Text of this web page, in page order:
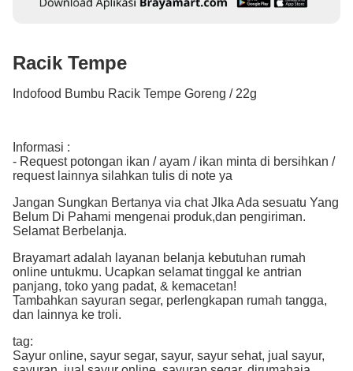
Racik Tempe
Indofood Bumbu Racik Tempe Goreng / 22g
Informasi :
- Request potongan ikan / ayam / ikan minta di bersihkan /
request lainnya silahkan tulis di note ya
Jangan Sungkan Bertanya via chat JIka Ada sesuatu Yang
Belum Di Pahami mengenai produk,dan pengiriman.
Selamat Berbelanja.
Brayamart adalah layanan belanja kebutuhan rumah
online untukmu. Ucapkan selamat tinggal ke antrian
panjang, toko yang padat, & kemacetan!
Tambahkan sayuran segar, perlengkapan rumah tangga,
dan lainnya ke troli.
tag:
Sayur online, sayur segar, sayur, sayur sehat, jual sayur,